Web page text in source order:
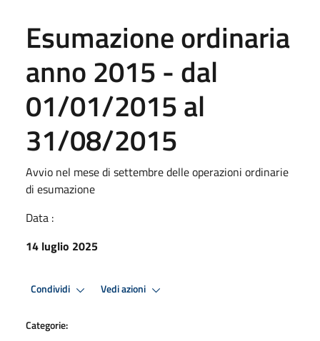
Esumazione ordinaria
anno 2015 - dal
01/01/2015 al
31/08/2015
Avvio nel mese di settembre delle operazioni ordinarie
di esumazione
Data :
14 luglio 2025
Condividi Vedi azioni
Categorie: